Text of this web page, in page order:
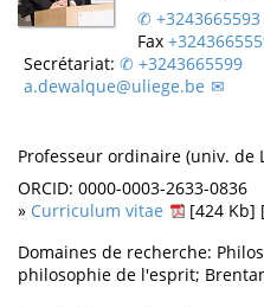
+3243665593
Fax
Secrétariat:
+3243665599
a.dewalque@uliege.be
Professeur ordinaire (univ. de
ORCID: 0000-0003-2633-0836
» Curriculum vitae
[424 Kb]
Domaines de recherche:
philosophie de l'esprit;